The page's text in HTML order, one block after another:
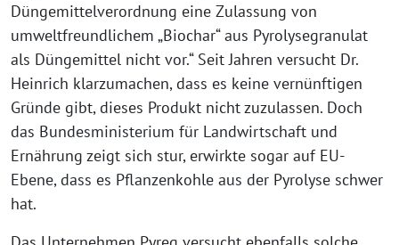
Düngemittelverordnung eine Zulassung von
umweltfreundlichem „Biochar“ aus Pyrolysegranulat
als Düngemittel nicht vor.“ Seit Jahren versucht Dr.
Heinrich klarzumachen, dass es keine vernünftigen
Gründe gibt, dieses Produkt nicht zuzulassen. Doch
das Bundesministerium für Landwirtschaft und
Ernährung zeigt sich stur, erwirkte sogar auf EU-
Ebene, dass es Pflanzenkohle aus der Pyrolyse schwer
hat.